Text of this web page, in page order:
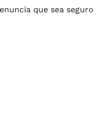
que sea seguro